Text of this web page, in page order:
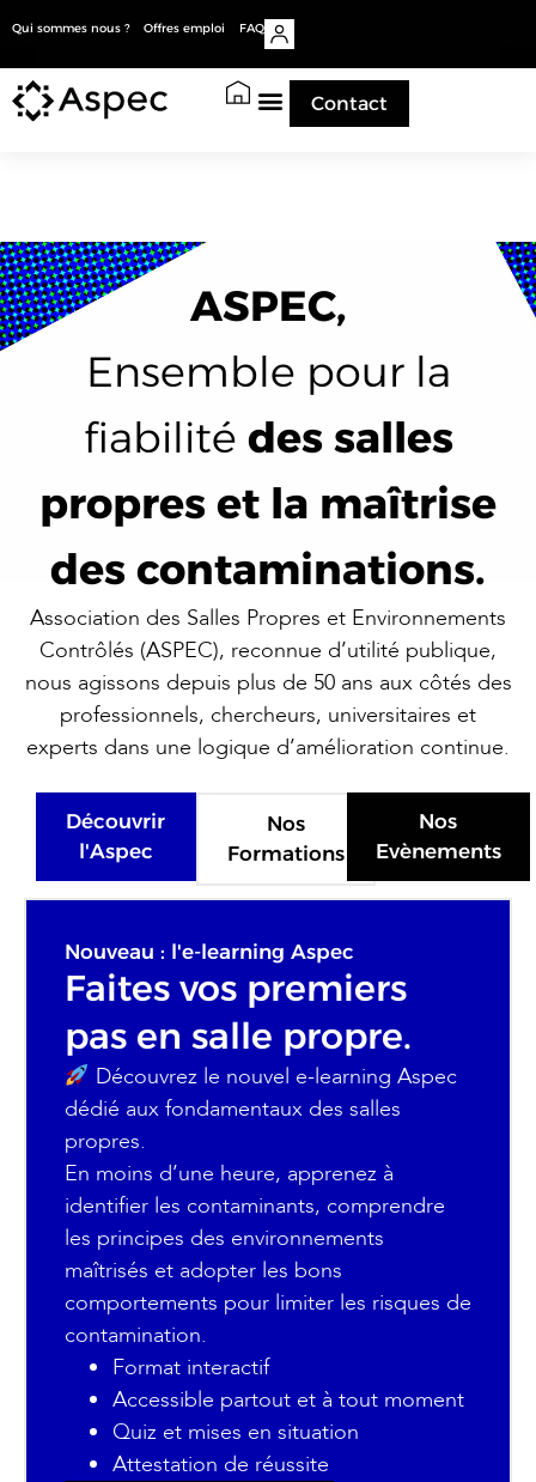
Qui sommes nous ? Offres emploi FAQ
Contact
ASPEC,
Ensemble pour la
fiabilité des salles
propres et la maîtrise
des contaminations.
Association des Salles Propres et Environnements
Contrôlés (ASPEC), reconnue d’utilité publique,
nous agissons depuis plus de 50 ans aux côtés des
professionnels, chercheurs, universitaires et
experts dans une logique d’amélioration continue.
Découvrir
l'Aspec
Nos
Formations
Nos
Evènements
Nouveau : l'e-learning Aspec
Faites vos premiers
pas en salle propre.
Découvrez le nouvel e-learning Aspec
dédié aux fondamentaux des salles
propres.
En moins d’une heure, apprenez à
identifier les contaminants, comprendre
les principes des environnements
maîtrisés et adopter les bons
comportements pour limiter les risques de
contamination.
Format interactif
Accessible partout et à tout moment
Quiz et mises en situation
Attestation de réussite